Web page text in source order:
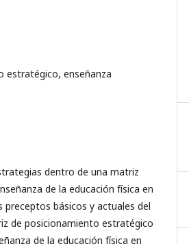
estratégico, enseñanza
dentro de una matriz
de la educación física en
básicos y actuales del
de posicionamiento estratégico
de la educación física en